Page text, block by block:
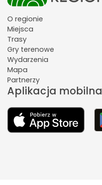
O regionie
Miejsca
Trasy
Gry terenowe
Wydarzenia
Mapa
Partnerzy
Aplikacja mobilna